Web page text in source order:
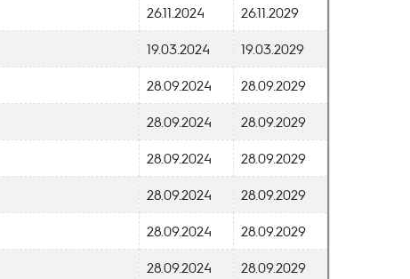
26.11.2024
26.11.2029
19.03.2024
19.03.2029
28.09.2024
28.09.2029
28.09.2024
28.09.2029
28.09.2024
28.09.2029
28.09.2024
28.09.2029
28.09.2024
28.09.2029
28.09.2024
28.09.2029